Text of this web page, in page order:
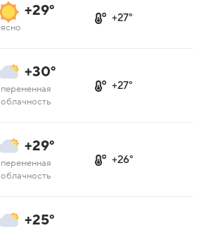
+29°
ясно
+27°
+30°
переменная
облачность
+27°
+29°
переменная
облачность
+26°
+25°